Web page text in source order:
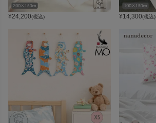
¥24,200(税込) ¥14,300(税込)